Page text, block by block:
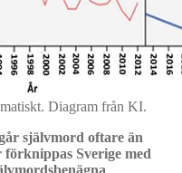
Diagram från KI.
självmord oftare än
Sverige med